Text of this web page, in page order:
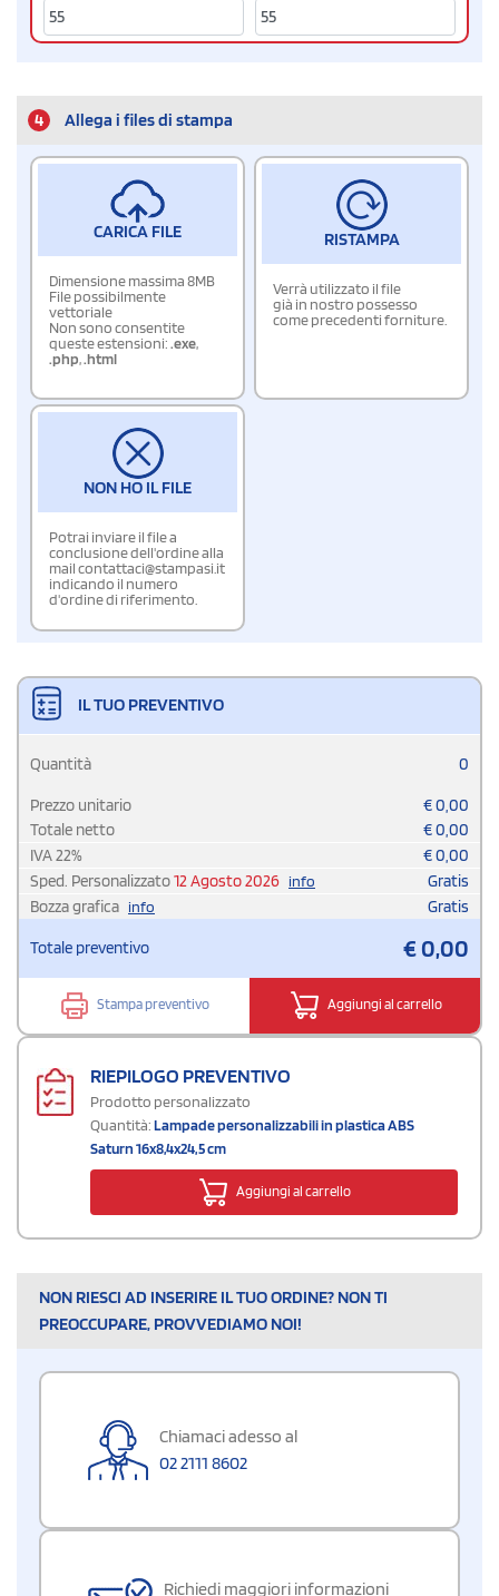
4 Allega i files di stampa
CARICA FILE
Dimensione massima 8MB
File possibilmente
vettoriale
Non sono consentite
queste estensioni:.exe,
.php,.html
RISTAMPA
Verrà utilizzato il file
già in nostro possesso
come precedenti forniture.
NON HO IL FILE
Potrai inviare il file a
conclusione dell'ordine alla
mail contattaci@stampasi.it
indicando il numero
d'ordine di riferimento.
IL TUO PREVENTIVO
Quantità 0
Prezzo unitario €0,00
Totale netto
€0,00
IVA22% €0,00
Sped. Personalizzato12 Agosto 2026 info
Gratis
Bozza grafica info Gratis
Totale preventivo €0,00
Stampa preventivo Aggiungi al carrello
RIEPILOGO PREVENTIVO
Prodotto personalizzato
Quantità:Lampade personalizzabili in plastica ABS
Saturn 16x8,4x24,5 cm
Aggiungi al carrello
NON RIESCI AD INSERIRE IL TUO ORDINE? NON TI
PREOCCUPARE, PROVVEDIAMO NOI!
Chiamaci adesso al
02 2111 8602
Richiedi maggiori informazioni